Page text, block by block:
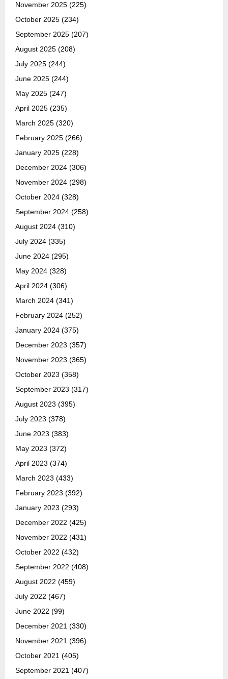
November 2025 (225)
October 2025 (234)
September 2025 (207)
August 2025 (208)
July 2025 (244)
June 2025 (244)
May 2025 (247)
April 2025 (235)
March 2025 (320)
February 2025 (266)
January 2025 (228)
December 2024 (306)
November 2024 (298)
October 2024 (328)
September 2024 (258)
August 2024 (310)
July 2024 (335)
June 2024 (295)
May 2024 (328)
April 2024 (306)
March 2024 (341)
February 2024 (252)
January 2024 (375)
December 2023 (357)
November 2023 (365)
October 2023 (358)
September 2023 (317)
August 2023 (395)
July 2023 (378)
June 2023 (383)
May 2023 (372)
April 2023 (374)
March 2023 (433)
February 2023 (392)
January 2023 (293)
December 2022 (425)
November 2022 (431)
October 2022 (432)
September 2022 (408)
August 2022 (459)
July 2022 (467)
June 2022 (99)
December 2021 (330)
November 2021 (396)
October 2021 (405)
September 2021 (407)